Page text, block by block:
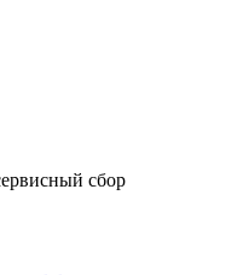
сбор